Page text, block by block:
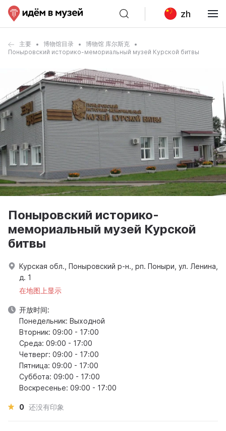
zh
主要 博物馆目录
博物馆 库尔斯克
Поныровский историко-мемориальный музей Курской битвы
Поныровский историко-
мемориальный музей Курской
битвы
Курская обл., Поныровский р-н., рп. Поныри, ул. Ленина,
д. 1
在地图上显示
开放时间:
Понедельник: Выходной
Вторник: 09:00 - 17:00
Среда: 09:00 - 17:00
Четверг: 09:00 - 17:00
Пятница: 09:00 - 17:00
Суббота: 09:00 - 17:00
Воскресенье: 09:00 - 17:00
0 还没有印象